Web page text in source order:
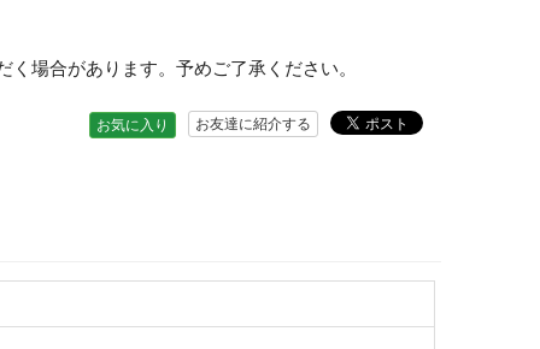
場合があります。予めご了承ください。
お友達に紹介する
お気に入り